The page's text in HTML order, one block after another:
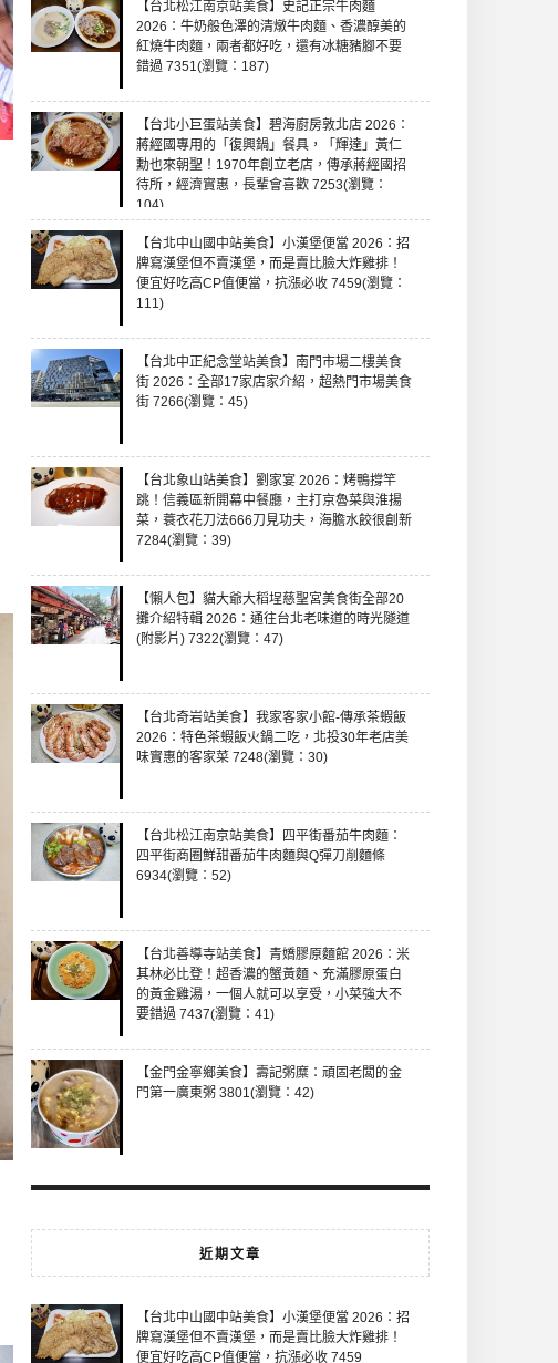
【台北松江南京站美食】史記正宗牛肉麵
2026：牛奶般色澤的清燉牛肉麵、香濃醇美的
紅燒牛肉麵，兩者都好吃，還有冰糖豬腳不要
錯過 7351(瀏覽：187)
【台北小巨蛋站美食】碧海廚房敦北店 2026：
蔣經國專用的「復興鍋」餐具，「輝達」黃仁
勳也來朝聖！1970年創立老店，傳承蔣經國招
待所，經濟實惠，長輩會喜歡 7253(瀏覽：
104)
【台北中山國中站美食】小漢堡便當 2026：招
牌寫漢堡但不賣漢堡，而是賣比臉大炸雞排！
便宜好吃高CP值便當，抗漲必收 7459(瀏覽：
111)
【台北中正紀念堂站美食】南門市場二樓美食
街 2026：全部17家店家介紹，超熱門市場美食
街 7266(瀏覽：45)
【台北象山站美食】劉家宴 2026：烤鴨撐竿
跳！信義區新開幕中餐廳，主打京魯菜與淮揚
菜，蓑衣花刀法666刀見功夫，海膽水餃很創新
7284(瀏覽：39)
【懶人包】貓大爺大稻埕慈聖宮美食街全部20
攤介紹特輯 2026：通往台北老味道的時光隧道
(附影片) 7322(瀏覽：47)
【台北奇岩站美食】我家客家小館-傳承茶蝦飯
2026：特色茶蝦飯火鍋二吃，北投30年老店美
味實惠的客家菜 7248(瀏覽：30)
【台北松江南京站美食】四平街番茄牛肉麵：
四平街商圈鮮甜番茄牛肉麵與Q彈刀削麵條
6934(瀏覽：52)
【台北善導寺站美食】青嬌膠原麵館 2026：米
其林必比登！超香濃的蟹黃麵、充滿膠原蛋白
的黃金雞湯，一個人就可以享受，小菜強大不
要錯過 7437(瀏覽：41)
【金門金寧鄉美食】壽記粥糜：頑固老闆的金
門第一廣東粥 3801(瀏覽：42)
近期文章
【台北中山國中站美食】小漢堡便當 2026：招
牌寫漢堡但不賣漢堡，而是賣比臉大炸雞排！
便宜好吃高CP值便當，抗漲必收 7459